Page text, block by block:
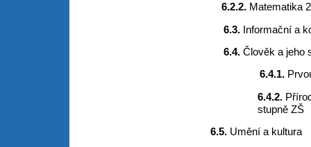
6.2.2. Matematika
6.3. Informační a
6.4. Člověk a jeho
6.4.1.
6.4.2.
stupně ZŠ
6.5. Umění a